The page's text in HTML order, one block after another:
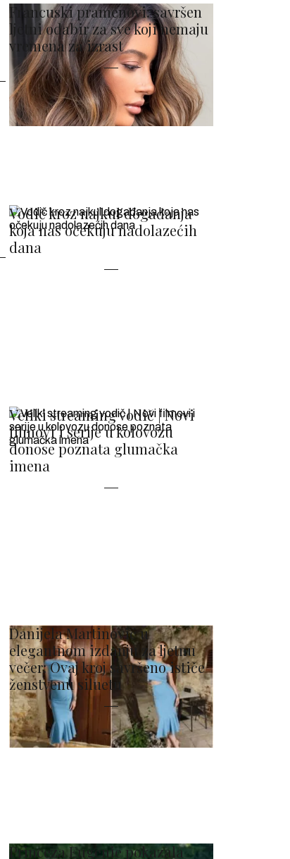
Francuski pramenovi: savršen
ljetni odabir za sve koji nemaju
vremena za izrast
Vodič kroz najkul događanja
koja nas očekuju nadolazećih
dana
Veliki streaming vodič | Novi
filmovi i serije u kolovozu
donose poznata glumačka
imena
Danijela Martinović u
elegantnom izdanju za ljetnu
večer: Ovaj kroj savršeno ističe
ženstvenu siluetu
Princeza Eugenie pokazala